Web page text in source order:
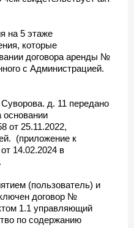
на 5 этаже
которые
договора аренды №
с Администрацией.
д. 11 передано
от 25.11.2022,
(приложение к
14.02.2024 в
(пользователь) и
договор №
1.1 управляющий
по содержанию